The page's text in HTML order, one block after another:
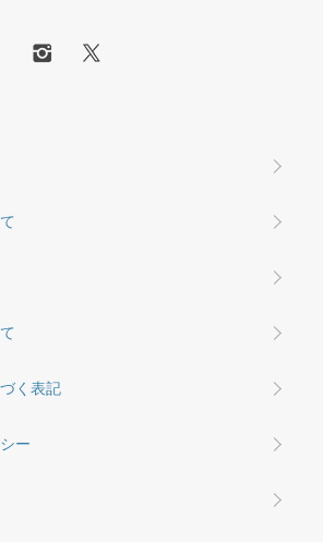
く表記
ー